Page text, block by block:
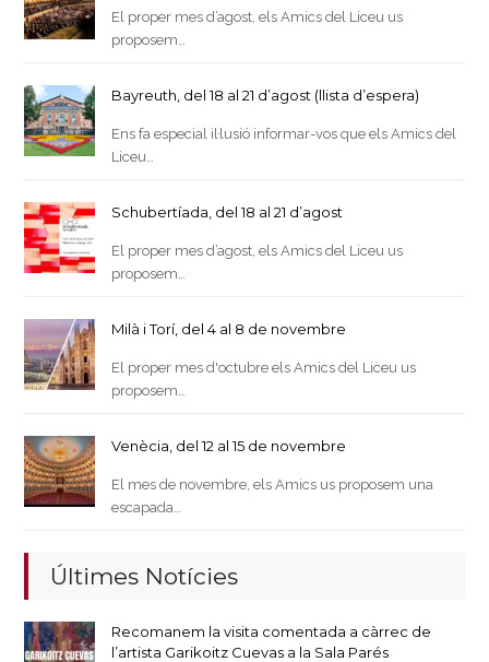
El proper mes d’agost, els Amics del Liceu us
proposem…
Bayreuth, del 18 al 21 d’agost (llista d’espera)
Ens fa especial il·lusió informar-vos que els Amics del
Liceu…
Schubertíada, del 18 al 21 d’agost
El proper mes d’agost, els Amics del Liceu us
proposem…
Milà i Torí, del 4 al 8 de novembre
El proper mes d'octubre els Amics del Liceu us
proposem…
Venècia, del 12 al 15 de novembre
El mes de novembre, els Amics us proposem una
escapada…
Últimes Notícies
Recomanem la visita comentada a càrrec de
l’artista Garikoitz Cuevas a la Sala Parés